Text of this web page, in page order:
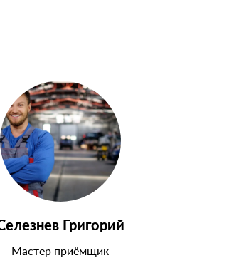
Григорий
Мастер приёмщик